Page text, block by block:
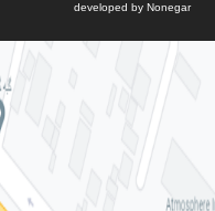
developed by Nonegar